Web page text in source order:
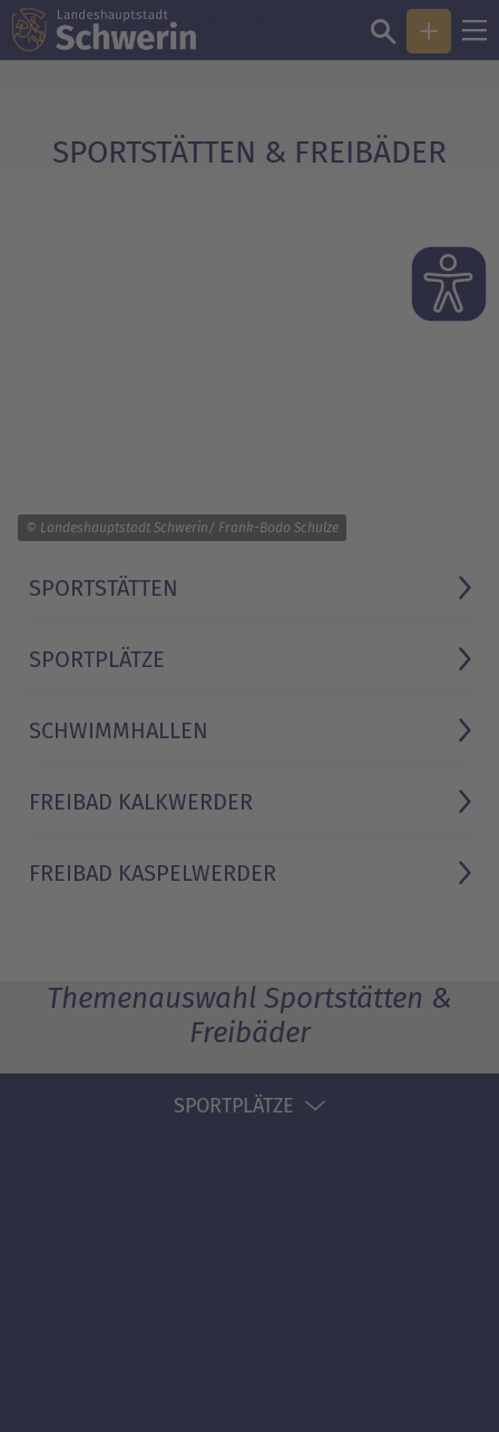
Sie sind hier: Sportstätten & Freibäder
SPORTSTÄTTEN & FREIBÄDER
© Landeshauptstadt Schwerin/ Frank-Bodo Schulze
SPORTSTÄTTEN
SPORTPLÄTZE
SCHWIMMHALLEN
FREIBAD KALKWERDER
FREIBAD KASPELWERDER
Themenauswahl Sportstätten &
Freibäder
SPORTPLÄTZE